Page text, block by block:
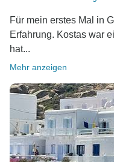
Für mein erstes Mal in
Erfahrung. Kostas war
hat...
Mehr anzeigen